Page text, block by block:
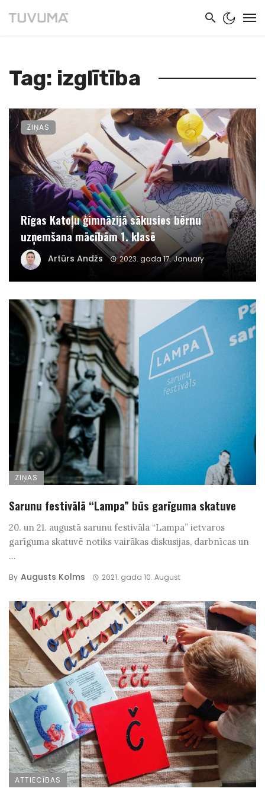
Tag: izglītība
Rīgas Katoļu ģimnāzijā sākusies bērnu
uzņemšana mācībām 1. klasē
Artūrs Andžs 2023. gada 17. January
ZIŅAS
ZIŅAS
Sarunu festivālā “Lampa” būs garīguma skatuve
20. un 21. augustā sarunu festivāla “Lampa” ietvaros
garīguma skatuvē notiks vairākas diskusijas, darbnīcas un
...
By Augusts Kolms 2021. gada 10. August
ATTIECĪBAS